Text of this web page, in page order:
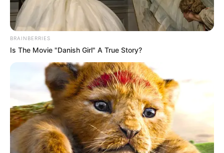
Tinggi, Berat & Penampilan Fisik
Tinggi: – cm
Berat: – kg
Golongan Darah: –
Warna Rambut: –
Warna Mata: –
Warna Kulit: –
Ukuran Tubuh: –
BRAINBERRIES
Is The Movie "Danish Girl" A True Story?